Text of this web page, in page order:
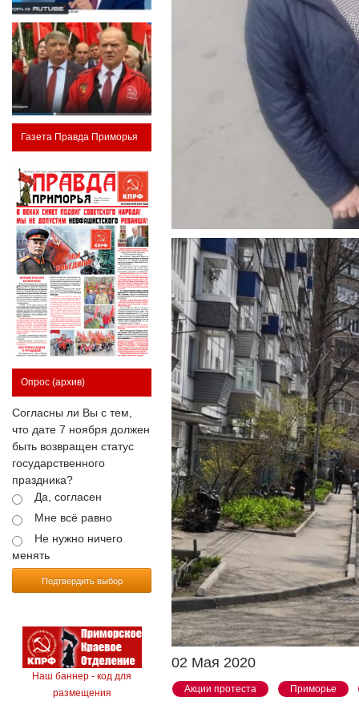
Газета Правда Приморья
Опрос (архив)
Согласны ли Вы с тем,
что дате 7 ноября должен
быть возвращен статус
государственного
праздника?
Да, согласен
Мне всё равно
Не нужно ничего
менять
Подтвердить выбор
Наш баннер - код для
размещения
02 Мая 2020
Акции протеста Приморье